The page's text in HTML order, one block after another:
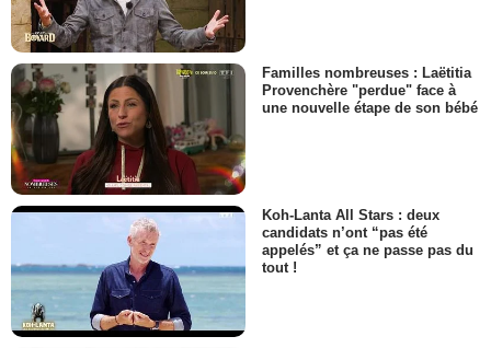
Familles nombreuses : Laëtitia
Provenchère "perdue" face à
une nouvelle étape de son bébé
Koh-Lanta All Stars : deux
candidats n’ont “pas été
appelés” et ça ne passe pas du
tout !